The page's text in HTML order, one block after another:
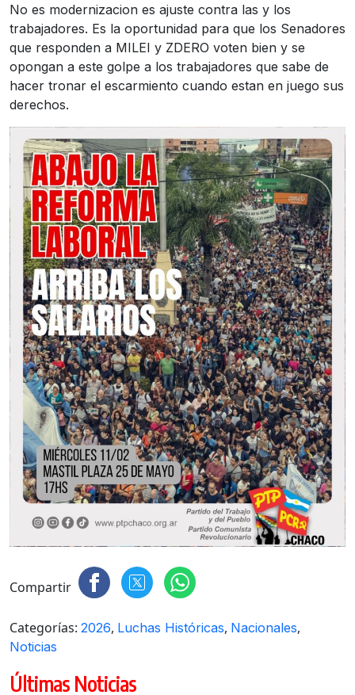
No es modernizacion es ajuste contra las y los
trabajadores. Es la oportunidad para que los Senadores
que responden a MILEI y ZDERO voten bien y se
opongan a este golpe a los trabajadores que sabe de
hacer tronar el escarmiento cuando estan en juego sus
derechos.
Compartir
Categorías: 2026, Luchas Históricas, Nacionales,
Noticias
Últimas Noticias